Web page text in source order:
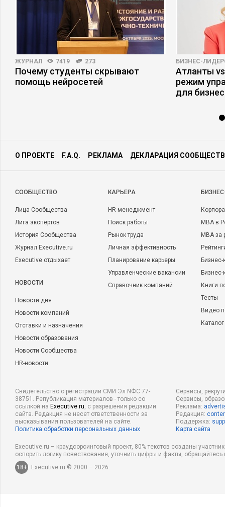
ЖУРНАЛ 7419 273
Почему студенты скрывают
помощь нейросетей
БИЗНЕС-
Атланты
режим
для
О ПРОЕКТЕ F.A.Q. РЕКЛАМА ДЕКЛАРАЦИЯ
CООБЩЕСТВО
Лица Сообщества
Лига экспертов
История Сообщества
Журнал Executive.ru
Executive отдыхает
НОВОСТИ
Новости дня
Новости компаний
Отставки и назначения
Новости образования
Новости Сообщества
HR-новости
КАРЬЕРА
HR-менеджмент
Поиск работы
Рынок труда
Личная эффективность
Планирование карьеры
Управленческие вакансии
Справочник компаний
MBA в
MBA
Бизнес-
Книги
Тесты
Видео
Свидетельство о регистрации СМИ Эл NФС 77-
38751. Републикация материалов - только со
ссылкой на Executive.ru, с разрешения редакции
сайта. Редакция не несет ответственности за
высказывания пользователей на сайте.
Политика обработки персональных данных
Сервисы,
Сервисы,
Реклама:
Редакция:
Поддержка:
Карта сайта
Executive.ru – краудсорсинговый проект, 80% текстов созданы
оспорить логику повествования, уточнить цифры и факты,
18+
Executive.ru © 2000 – 2026.